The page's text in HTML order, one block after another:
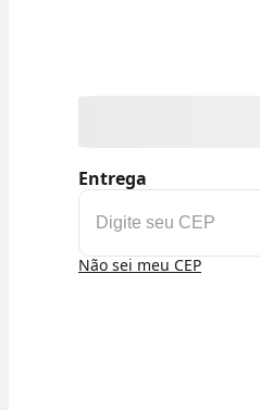
Entrega
Não sei meu CEP